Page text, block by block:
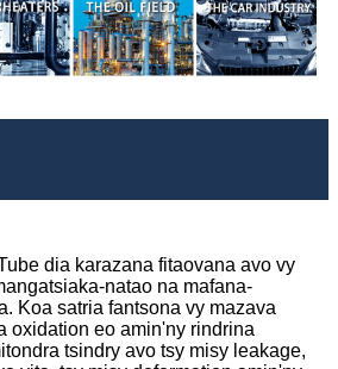
dia karazana fitaovana avo vy
natao na mafana-
Koa satria fantsona vy mazava
oxidation eo amin'ny rindrina
tsindry avo tsy misy leakage,